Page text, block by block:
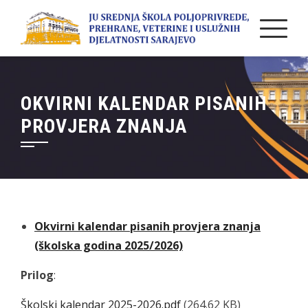
content
OKVIRNI KALENDAR PISANIH
PROVJERA ZNANJA
Okvirni kalendar pisanih provjera znanja
(školska godina 2025/2026)
Prilog:
Školski kalendar 2025-2026.pdf(264.62 KB)